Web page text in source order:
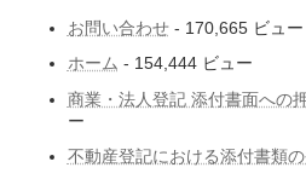
お問い合わせ- 170,665 ビュー
ホーム - 154,444 ビュー
商業・法人登記 添付書面への
ー
不動産登記における添付書類